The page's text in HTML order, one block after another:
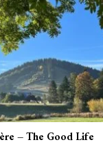
– The Good Life